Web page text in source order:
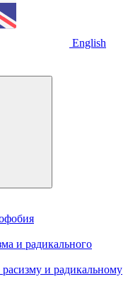
English
и радикального
и радикальному